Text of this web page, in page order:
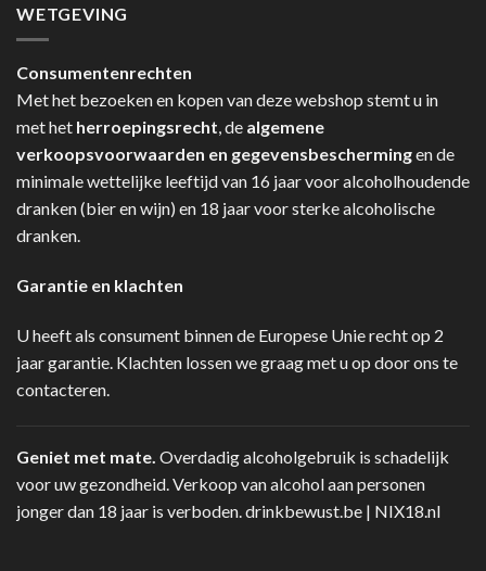
WETGEVING
Consumentenrechten
Met het bezoeken en kopen van deze webshop stemt u in
met het herroepingsrecht, de algemene
verkoopsvoorwaarden en gegevensbeschermingen de
minimale wettelijke leeftijd van 16 jaar voor alcoholhoudende
dranken (bier en wijn) en 18 jaar voor sterke alcoholische
dranken.
Garantie en klachten
U heeft als consument binnen de Europese Unie recht op 2
jaar garantie. Klachten lossen we graag met u op door ons te
contacteren.
Geniet met mate. Overdadig alcoholgebruik is schadelijk
voor uw gezondheid. Verkoop van alcohol aan personen
jonger dan 18 jaar is verboden. drinkbewust.be | NIX18.nl